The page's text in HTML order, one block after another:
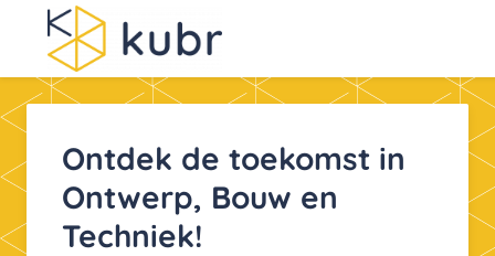
Ontdek de toekomst in
Ontwerp, Bouw en
Techniek!